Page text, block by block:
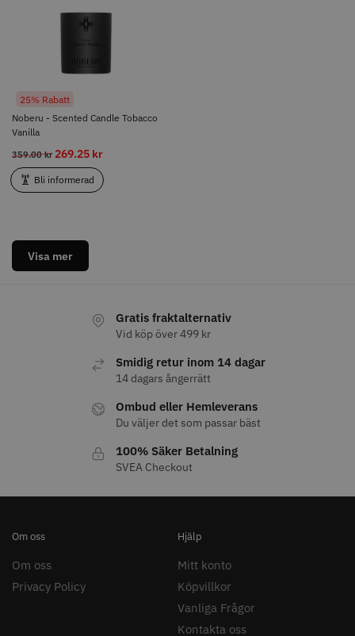
Noberu - Scented Candle Tobacco
Vanilla
359.00 kr 269.25 kr
25% Rabatt
Bli informerad
Visa mer
Gratis fraktalternativ
Vid köp över 499 kr
Smidig retur inom 14 dagar
14 dagars ångerrätt
Ombud eller Hemleverans
Du väljer det som passar bäst
100% Säker Betalning
SVEA Checkout
Om oss
Om oss
Privacy Policy
Hjälp
Mitt konto
Köpvillkor
Vanliga Frågor
Kontakta oss
269.25 kr
Bli informerad
Visa mer